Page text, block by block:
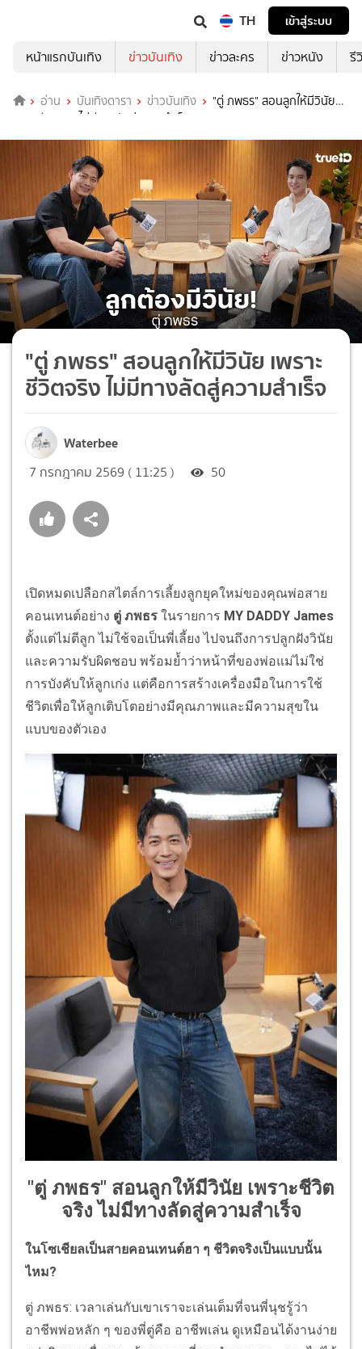
TH
เข้าสู่ระบบ
หน้าแรกบันเทิง
ข่าวบันเทิง ข่าวละคร ข่าวหนัง รี
อ่าน บันเทิงดารา ข่าวบันเทิง
"ตู่ ภพธร" สอนลูกให้มีวินัย
เพราะชีวิตจริง ไม่มีทางลัดสู่ความสำเร็จ
"ตู่ ภพธร" สอนลูกให้มีวินัย เพราะ
ชีวิตจริง ไม่มีทางลัดสู่ความสำเร็จ
Waterbee
7 กรกฎาคม 2569 ( 11:25 ) 50
เปิดหมดเปลือกสไตล์การเลี้ยงลูกยุคใหม่ของคุณพ่อสาย
คอนเทนต์อย่าง ตู่ ภพธร ในรายการ MY DADDY James
ตั้งแต่ไม่ตีลูก ไม่ใช้จอเป็นพี่เลี้ยง ไปจนถึงการปลูกฝังวินัย
และความรับผิดชอบ พร้อมย้ำว่าหน้าที่ของพ่อแม่ไม่ใช่
การบังคับให้ลูกเก่ง แต่คือการสร้างเครื่องมือในการใช้
ชีวิตเพื่อให้ลูกเติบโตอย่างมีคุณภาพและมีความสุขใน
แบบของตัวเอง
"ตู่ ภพธร" สอนลูกให้มีวินัย เพราะชีวิต
จริง ไม่มีทางลัดสู่ความสำเร็จ
ในโซเชียลเป็นสายคอนเทนต์ฮา ๆ ชีวิตจริงเป็นแบบนั้น
ไหม?
ตู่ ภพธร: เวลาเล่นกับเขาเราจะเล่นเต็มที่จนพี่นุชรู้ว่า
อาชีพพ่อหลัก ๆ ของพี่ตู่คือ อาชีพเล่น ดูเหมือนได้งานง่าย